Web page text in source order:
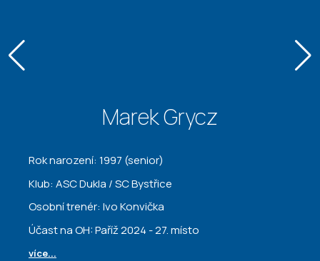
Marek Grycz
Rok narození: 1997 (senior)
Klub: ASC Dukla / SC Bystřice
Osobní trenér: Ivo Konvička
Účast na OH: Paříž 2024 - 27. místo
více...